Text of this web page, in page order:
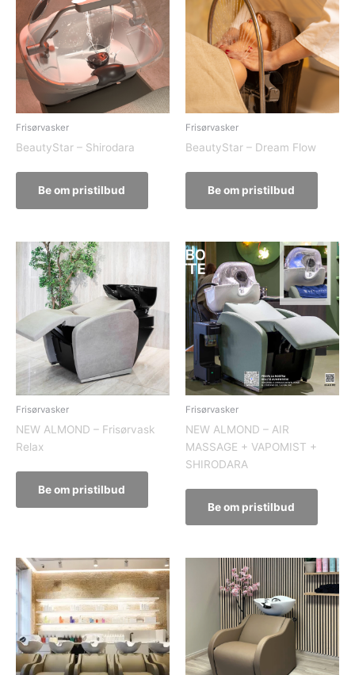
Frisørvasker
BeautyStar – Shirodara
Be om pristilbud
Frisørvasker
BeautyStar – Dream Flow
Be om pristilbud
Frisørvasker
NEW ALMOND – Frisørvask
Relax
Be om pristilbud
Frisørvasker
NEW ALMOND – AIR
MASSAGE + VAPOMIST +
SHIRODARA
Be om pristilbud